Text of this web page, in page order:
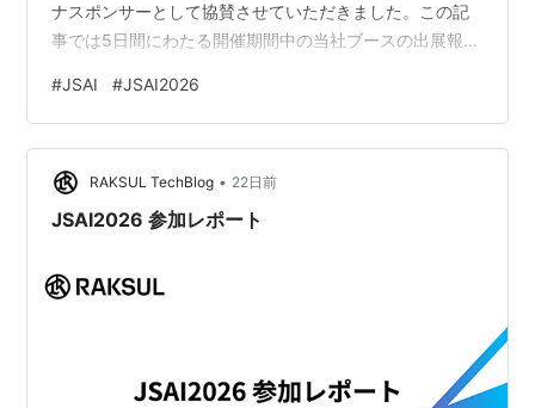
ナスポンサーとして協賛させていただきました。この記
事では5日間にわたる開催期間中の当社ブースの出展報告
す。 会場紹介 ブース紹介 聴講したセッションの感想 非
構造データからの情報抽出 画像音声メディア処理：視覚
言語理解とマルチモーダル生成 終わりに 会場紹介 まず
は会場の様子を紹介します！ 場内では複数のセッショ
ン・企業展示・ポスター発表が同時並行で実施されてい
#JSAI #JSAI2026
RAKSUL TechBlog • 22日前
JSAI2026 参加レポート